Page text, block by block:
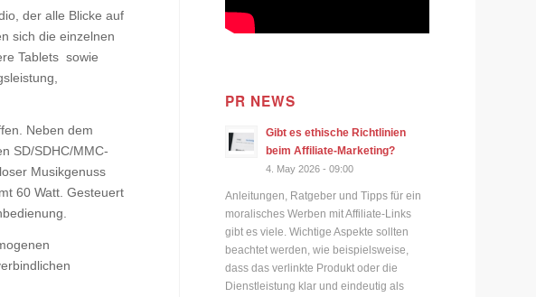
der alle Blicke auf
sich die einzelnen
Tablets sowie
Neben dem
SD/SDHC/MMC-
Musikgenuss
60 Watt. Gesteuert
PR NEWS
Gibt es ethische Richtlinien
beim Affiliate-Marketing?
4. May 2026 - 09:00
Anleitungen, Ratgeber und Tipps für ein
moralisches Werben mit Affiliate-Links
gibt es viele. Wichtige Aspekte sollten
beachtet werden, wie beispielsweise,
dass das verlinkte Produkt oder die
Dienstleistung klar und eindeutig als